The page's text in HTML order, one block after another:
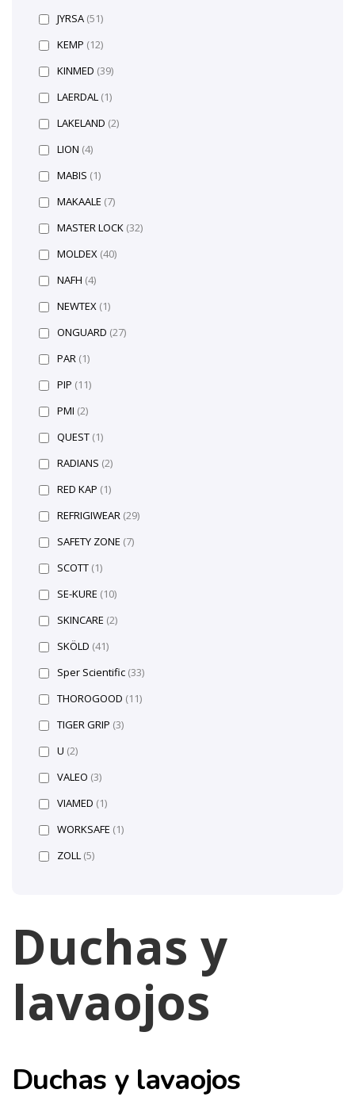
Duchas y
lavaojos
Duchas y lavaojos
JYRSA (51)
KEMP (12)
KINMED (39)
LAERDAL (1)
LAKELAND (2)
LION (4)
MABIS (1)
MAKAALE (7)
MASTER LOCK (32)
MOLDEX (40)
NAFH (4)
NEWTEX (1)
ONGUARD (27)
PAR (1)
PIP (11)
PMI (2)
QUEST (1)
RADIANS (2)
RED KAP (1)
REFRIGIWEAR (29)
SAFETY ZONE (7)
SCOTT (1)
SE-KURE (10)
SKINCARE (2)
SKÖLD (41)
Sper Scientific (33)
THOROGOOD (11)
TIGER GRIP (3)
U (2)
VALEO (3)
VIAMED (1)
WORKSAFE (1)
ZOLL (5)